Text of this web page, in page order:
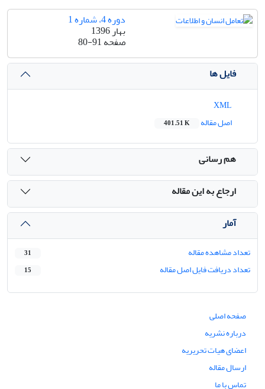
دوره 4، شماره 1
بهار 1396
صفحه80-91
فایل ها
اصل مقاله
401.51 K
هم رسانی
ارجاع به این مقاله
آمار
تعداد مشاهده مقاله 31
تعداد دریافت فایل اصل مقاله 15
صفحه اصلی
درباره نشریه
اعضای هیات تحریریه
ارسال مقاله
تماس با ما